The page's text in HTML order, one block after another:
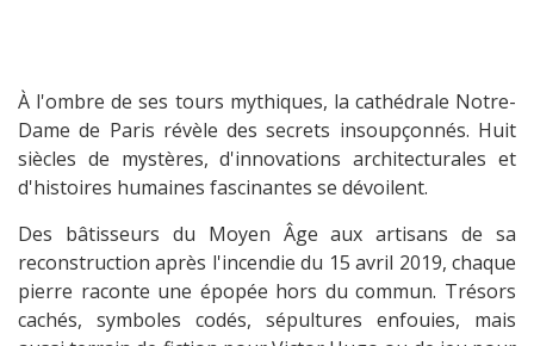
À l'ombre de ses tours mythiques, la cathédrale Notre-
Dame de Paris révèle des secrets insoupçonnés. Huit
siècles de mystères, d'innovations architecturales et
d'histoires humaines fascinantes se dévoilent.
Des bâtisseurs du Moyen Âge aux artisans de sa
reconstruction après l'incendie du 15 avril 2019, chaque
pierre raconte une épopée hors du commun. Trésors
cachés, symboles codés, sépultures enfouies, mais